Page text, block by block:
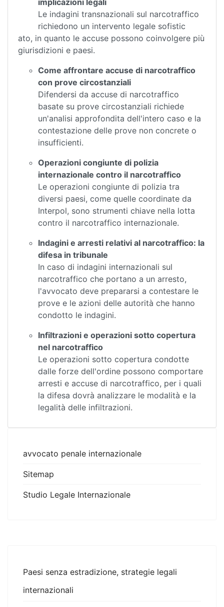
implicazioni legali
Le indagini transnazionali sul narcotraffico
richiedono un intervento legale sofistic
ato, in quanto le accuse possono coinvolgere più
giurisdizioni e paesi.
Come affrontare accuse di narcotraffico
con prove circostanziali
Difendersi da accuse di narcotraffico
basate su prove circostanziali richiede
un'analisi approfondita dell'intero caso e la
contestazione delle prove non concrete o
insufficienti.
Operazioni congiunte di polizia
internazionale contro il narcotraffico
Le operazioni congiunte di polizia tra
diversi paesi, come quelle coordinate da
Interpol, sono strumenti chiave nella lotta
contro il narcotraffico internazionale.
Indagini e arresti relativi al narcotraffico: la
difesa in tribunale
In caso di indagini internazionali sul
narcotraffico che portano a un arresto,
l'avvocato deve prepararsi a contestare le
prove e le azioni delle autorità che hanno
condotto le indagini.
Infiltrazioni e operazioni sotto copertura
nel narcotraffico
Le operazioni sotto copertura condotte
dalle forze dell'ordine possono comportare
arresti e accuse di narcotraffico, per i quali
la difesa dovrà analizzare le modalità e la
legalità delle infiltrazioni.
avvocato penale internazionale
Sitemap
Studio Legale Internazionale
Paesi senza estradizione, strategie legali
internazionali